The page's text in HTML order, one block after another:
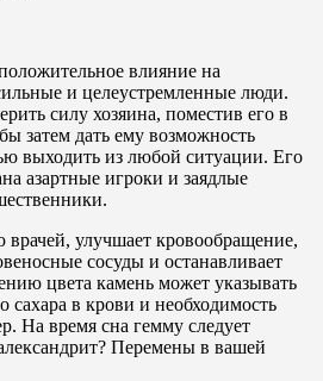
влияние на
и целеустремленные люди.
силу хозяина, поместив его в
затем дать ему возможность
выходить из любой ситуации. Его
азартные игроки и заядлые
улучшает кровообращение,
сосуды и останавливает
цвета камень может указывать
в крови и необходимость
На время сна гемму следует
Перемены в вашей